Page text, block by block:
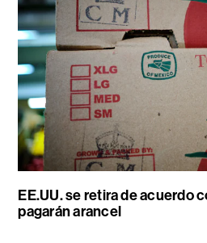
EE.UU. se retira de acuerdo
pagarán arancel